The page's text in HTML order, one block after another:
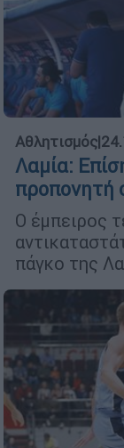
Αθλητισμός|
Λαμία:
προπονητή
Ο έμπειρος
πάγκο της